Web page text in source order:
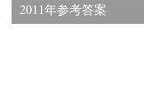
2011年参考答案